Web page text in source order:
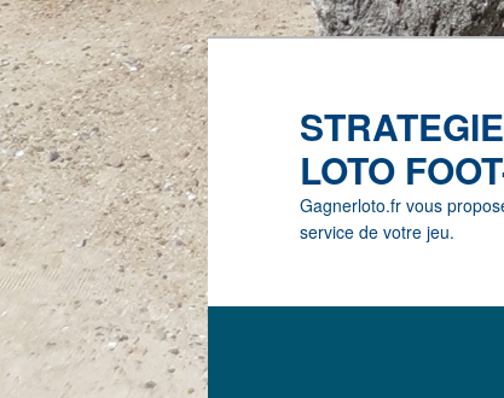
LOTO
Gagnerloto.fr vous
service de votre jeu.